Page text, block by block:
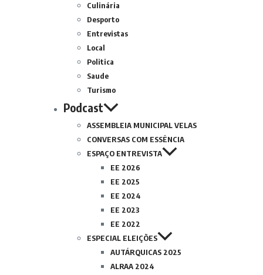
Culinária
Desporto
Entrevistas
Local
Politica
Saude
Turismo
Podcast
ASSEMBLEIA MUNICIPAL VELAS
CONVERSAS COM ESSÊNCIA
ESPAÇO ENTREVISTA
EE 2026
EE 2025
EE 2024
EE 2023
EE 2022
ESPECIAL ELEIÇÕES
AUTÁRQUICAS 2025
ALRAA 2024